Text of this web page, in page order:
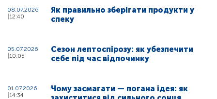
08.07.2026
12:40
Як правильно зберігати продукти у
спеку
05.07.2026
10:05
Сезон лептоспірозу: як убезпечити
себе під час відпочинку
01.07.2026
14:34
Чому засмагати — погана ідея: як